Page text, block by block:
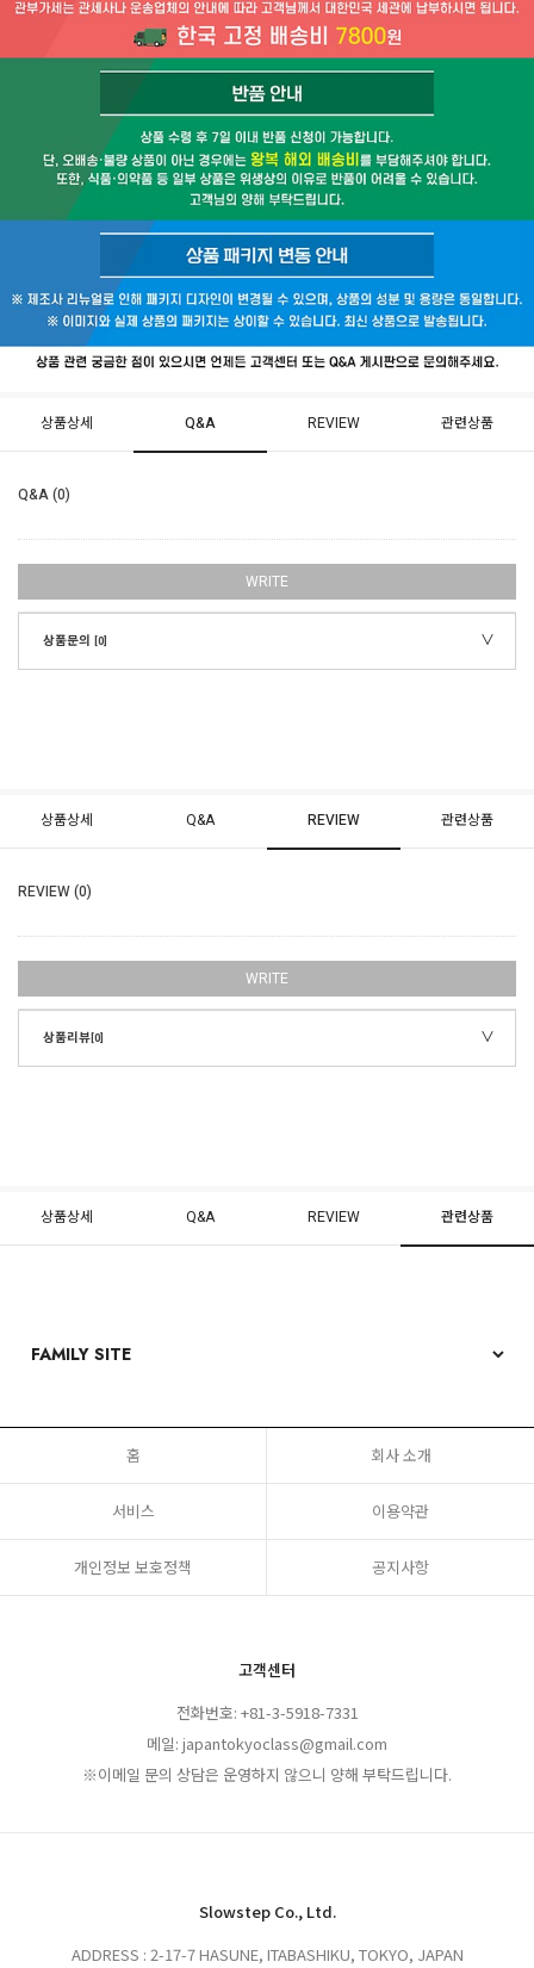
상품상세 Q&A REVIEW 관련상품
Q&A (0)
WRITE
상품문의 [0]
상품상세 Q&A REVIEW 관련상품
REVIEW (0)
WRITE
상품리뷰[0]
상품상세 Q&A REVIEW 관련상품
홈 회사 소개
서비스 이용약관
개인정보 보호정책 공지사항
고객센터
전화번호: +81-3-5918-7331
메일: japantokyoclass@gmail.com
※이메일 문의 상담은 운영하지 않으니 양해 부탁드립니다.
Slowstep Co., Ltd.
ADDRESS : 2-17-7 HASUNE, ITABASHIKU, TOKYO, JAPAN